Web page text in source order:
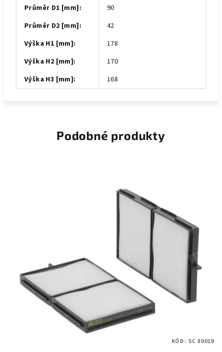
Průměr D1 [mm]:
90
Průměr D2 [mm]:
42
Výška H1 [mm]:
178
Výška H2 [mm]:
170
Výška H3 [mm]: 168
Podobné produkty
KÓD: SC 80019